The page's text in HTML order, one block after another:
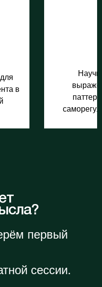
в
первый
сессии.